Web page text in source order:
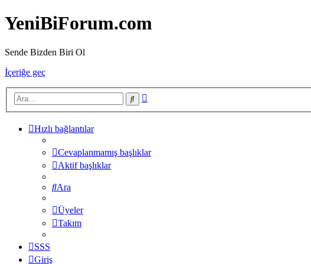
YeniBiForum.com
Sende Bizden Biri Ol
İçeriğe geç
Ara
Hızlı bağlantılar
Cevaplanmamış başlıklar
Aktif başlıklar
Ara
Üyeler
Takım
SSS
Giriş